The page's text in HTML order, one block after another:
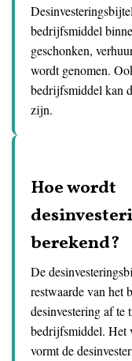
bedrijfsmiddel
geschonken,
wordt genomen.
bedrijfsmiddel kan
zijn.
Hoe wordt
berekend?
De
restwaarde van het
desinvestering af te
bedrijfsmiddel. Het
vormt de